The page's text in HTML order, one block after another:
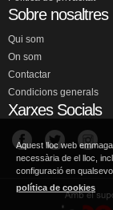
Sobre nosaltres
Qui som
On som
Contactar
Condicions generals
Xarxes Socials
Aquest lloc web
necessària de el lloc,
configuració en
política de cookies